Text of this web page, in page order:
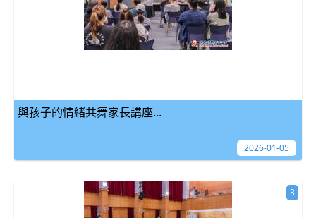
與孩子的情緒共舞家長講座...
2026-01-05
3